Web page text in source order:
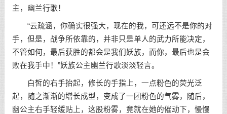
主，幽兰行歌！
“云疏涵，你确实很强大，现在的我，可还远不是你的对
手，但是，战争所依靠的，并非只是单人的武力所能决定，
不管如何，最后获胜的都会是我们妖族，而你，最后也是会
败在我手中！”妖族公主幽兰行歌淡淡轻言。
白皙的右手抬起，修长的手指上，一点粉色的荧光泛
起，随之渐渐的增长成型，变成了一团粉色的气雾，随后，
幽公主右手轻缓贴上，这股粉雾，竟就在她的催动下，慢慢